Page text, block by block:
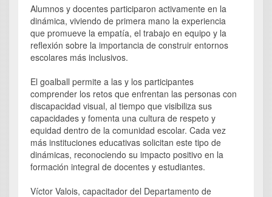
Alumnos y docentes participaron activamente en la
dinámica, viviendo de primera mano la experiencia
que promueve la empatía, el trabajo en equipo y la
reflexión sobre la importancia de construir entornos
escolares más inclusivos.
El goalball permite a las y los participantes
comprender los retos que enfrentan las personas con
discapacidad visual, al tiempo que visibiliza sus
capacidades y fomenta una cultura de respeto y
equidad dentro de la comunidad escolar. Cada vez
más instituciones educativas solicitan este tipo de
dinámicas, reconociendo su impacto positivo en la
formación integral de docentes y estudiantes.
Víctor Valois, capacitador del Departamento de